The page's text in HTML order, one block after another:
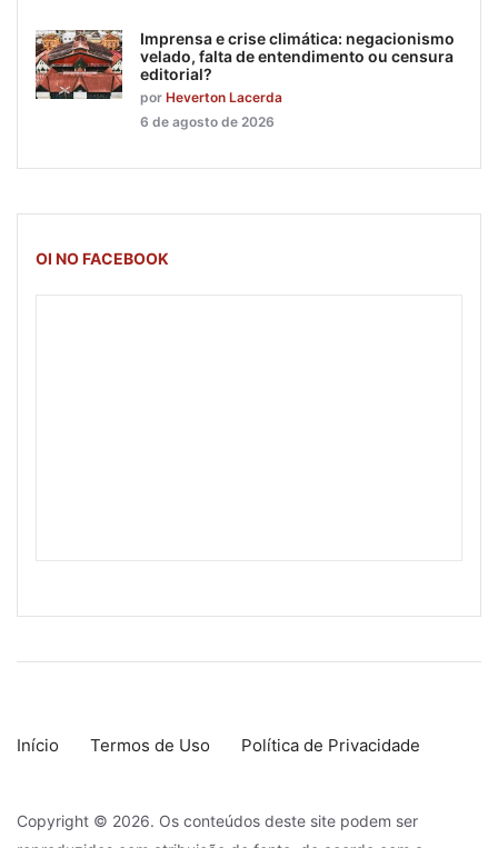
Imprensa e crise climática: negacionismo
velado, falta de entendimento ou censura
editorial?
por Heverton Lacerda
6 de agosto de 2026
OI NO FACEBOOK
Início Termos de Uso Política de Privacidade
Copyright © 2026. Os conteúdos deste site podem ser